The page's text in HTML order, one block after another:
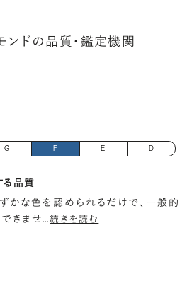
ンドの品質・鑑定機関
G F E D
る品質
かな色を認められるだけで、一般的
きませ…続きを読む